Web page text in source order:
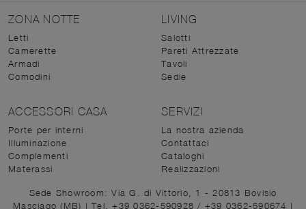
ZONA NOTTE
Letti
Camerette
Armadi
Comodini
LIVING
Salotti
Pareti Attrezzate
Tavoli
Sedie
ACCESSORI CASA
Porte per interni
Illuminazione
Complementi
Materassi
SERVIZI
La nostra azienda
Contattaci
Cataloghi
Realizzazioni
Sede Showroom: Via G. di Vittorio, 1 - 20813 Bovisio
Masciago (MB) | Tel. +39 0362-590928/ +39 0362-590674 |